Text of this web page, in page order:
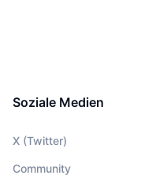
Soziale Medien
X (Twitter)
Community